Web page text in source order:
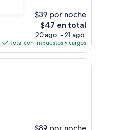
$39 por noche
El
precio
actual
es
de
$47 en total
20 ago. - 21 ago.
Total con impuestos y cargos
$89 por noche